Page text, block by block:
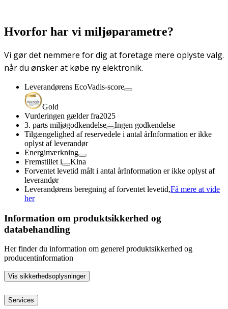
Hvorfor har vi miljøparametre?
Vi gør det nemmere for dig at foretage mere oplyste valg.
når du ønsker at købe ny elektronik.
Leverandørens EcoVadis-score
Gold
Vurderingen gælder fra2025
3. parts miljøgodkendelse
Ingen godkendelse
Tilgængelighed af reservedele i antal årInformation er ikke
oplyst af leverandør
Energimærkning
Fremstillet i
Kina
Forventet levetid målt i antal årInformation er ikke oplyst af
leverandør
Leverandørens beregning af forventet levetid,Få mere at vide
her
Information om produktsikkerhed og
databehandling
Her finder du information om generel produktsikkerhed og
producentinformation
Vis sikkerhedsoplysninger
Services